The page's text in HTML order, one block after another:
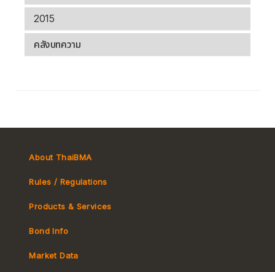
2015
คลังบทความ
About ThaiBMA
Rules / Regulations
Tax
Products & Services
Bond Info
Market Data